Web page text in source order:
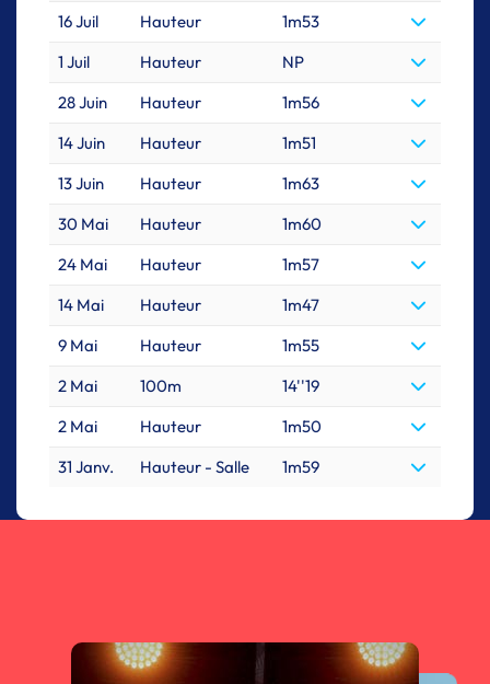
16 Juil Hauteur
1m53
1 Juil
Hauteur
NP
28 Juin
Hauteur
1m56
14 Juin
Hauteur
1m51
13 Juin
Hauteur
1m63
30 Mai
Hauteur
1m60
24 Mai
Hauteur
1m57
14 Mai
Hauteur
1m47
9 Mai
Hauteur
1m55
2 Mai
100m
14''19
2 Mai
Hauteur
1m50
31 Janv.
Hauteur - Salle 1m59